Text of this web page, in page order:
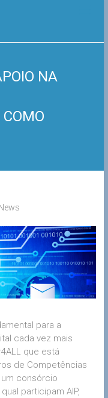
NA
News
para a
cada vez mais
que está
de Competências
consórcio
participam AIP,